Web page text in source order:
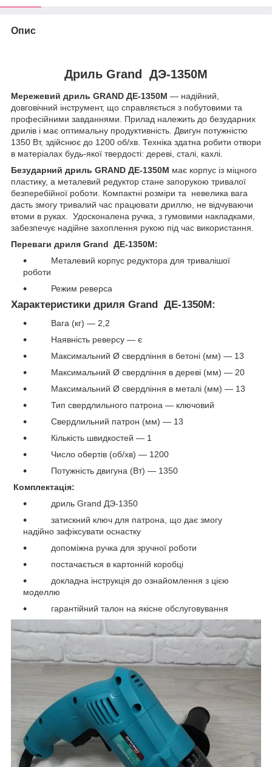
Опис
Дриль Grand ДЭ-1350М
Мережевий дриль GRAND ДЕ-1350М — надійний,
довговічний інструмент, що справляється з побутовими та
професійними завданнями. Прилад належить до безударних
дрилів і має оптимальну продуктивність. Двигун потужністю
1350 Вт, здійснює до 1200 об/хв. Техніка здатна робити отвори
в матеріалах будь-якої твердості: дереві, сталі, кахлі.
Безударний дриль GRAND ДЕ-1350М має корпус із міцного
пластику, а металевий редуктор стане запорукою тривалої
безперебійної роботи. Компактні розміри та невелика вага
дасть змогу тривалий час працювати дриллю, не відчуваючи
втоми в руках. Удосконалена ручка, з гумовими накладками,
забезпечує надійне захоплення рукою під час використання.
Переваги дриля Grand ДЕ-1350М:
Металевий корпус редуктора для тривалішої
роботи
Режим реверса
Характеристики дриля Grand ДЕ-1350М:
Вага (кг) — 2,2
Наявність реверсу — є
Максимальний Ø свердління в бетоні (мм) — 13
Максимальний Ø свердління в дереві (мм) — 20
Максимальний Ø свердління в металі (мм) — 13
Тип свердлильного патрона — ключовий
Свердлильний патрон (мм) — 13
Кількість швидкостей — 1
Число обертів (об/хв) — 1200
Потужність двигуна (Вт) — 1350
Комплектація:
дриль Grand ДЭ-1350
затискний ключ для патрона, що дає змогу
надійно зафіксувати оснастку
допоміжна ручка для зручної роботи
постачається в картонній коробці
докладна інструкція до ознайомлення з цією
моделлю
гарантійний талон на якісне обслуговування